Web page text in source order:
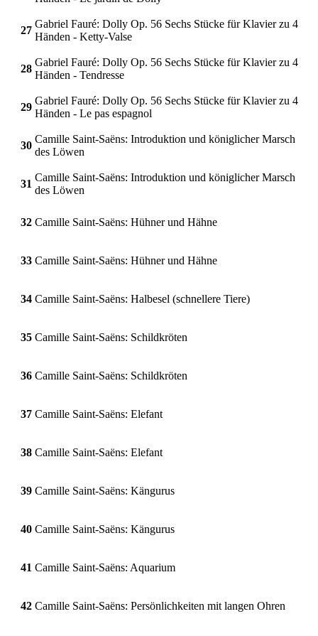
27
Gabriel Fauré: Dolly Op. 56 Sechs Stücke für Klavier zu 4
Händen - Ketty-Valse
28
Gabriel Fauré: Dolly Op. 56 Sechs Stücke für Klavier zu 4
Händen - Tendresse
29
Gabriel Fauré: Dolly Op. 56 Sechs Stücke für Klavier zu 4
Händen - Le pas espagnol
30
Camille Saint-Saëns: Introduktion und königlicher Marsch
des Löwen
31
Camille Saint-Saëns: Introduktion und königlicher Marsch
des Löwen
32 Camille Saint-Saëns: Hühner und Hähne
33 Camille Saint-Saëns: Hühner und Hähne
34 Camille Saint-Saëns: Halbesel (schnellere Tiere)
35 Camille Saint-Saëns: Schildkröten
36 Camille Saint-Saëns: Schildkröten
37 Camille Saint-Saëns: Elefant
38 Camille Saint-Saëns: Elefant
39 Camille Saint-Saëns: Kängurus
40 Camille Saint-Saëns: Kängurus
41 Camille Saint-Saëns: Aquarium
42 Camille Saint-Saëns: Persönlichkeiten mit langen Ohren